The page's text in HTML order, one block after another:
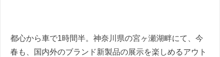
都心から車で1時間半。神奈川県の宮ヶ瀬湖畔にて、今
春も、国内外のブランド新製品の展示を楽しめるアウト